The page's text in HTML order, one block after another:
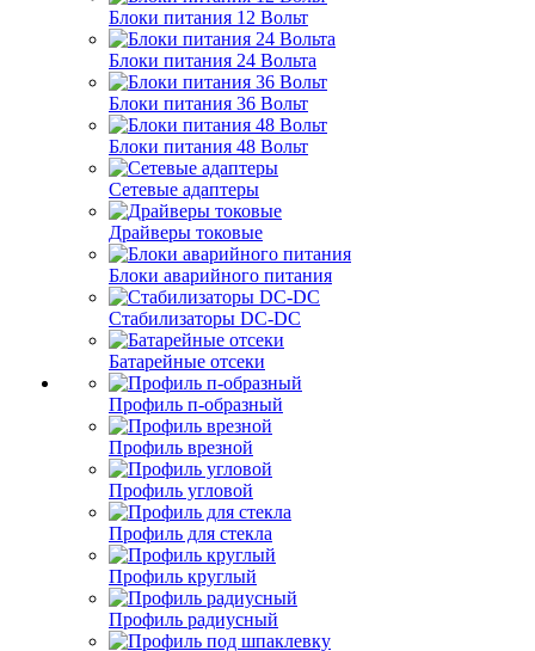
Блоки питания 12 Вольт
Блоки питания 24 Вольта
Блоки питания 36 Вольт
Блоки питания 48 Вольт
Сетевые адаптеры
Драйверы токовые
Блоки аварийного питания
Стабилизаторы DC-DC
Батарейные отсеки
Профиль п-образный
Профиль врезной
Профиль угловой
Профиль для стекла
Профиль круглый
Профиль радиусный